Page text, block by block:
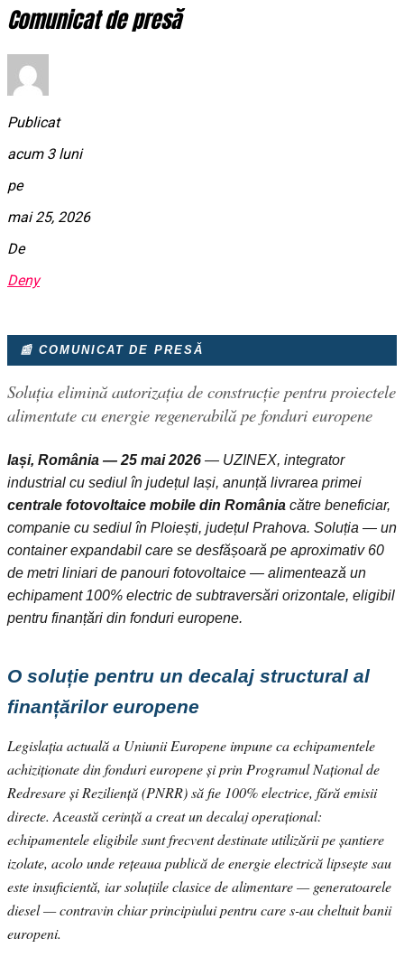
Comunicat de presă
Publicat
acum 3 luni
pe
mai 25, 2026
De
Deny
📰 COMUNICAT DE PRESĂ
Soluția elimină autorizația de construcție pentru proiectele
alimentate cu energie regenerabilă pe fonduri europene
Iași, România — 25 mai 2026 — UZINEX, integrator
industrial cu sediul în județul Iași, anunță livrarea primei
centrale fotovoltaice mobile din România către beneficiar,
companie cu sediul în Ploiești, județul Prahova. Soluția — un
container expandabil care se desfășoară pe aproximativ 60
de metri liniari de panouri fotovoltaice — alimentează un
echipament 100% electric de subtraversări orizontale, eligibil
pentru finanțări din fonduri europene.
O soluție pentru un decalaj structural al
finanțărilor europene
Legislația actuală a Uniunii Europene impune ca echipamentele
achiziționate din fonduri europene și prin Programul Național de
Redresare și Reziliență (PNRR) să fie 100% electrice, fără emisii
directe. Această cerință a creat un decalaj operațional:
echipamentele eligibile sunt frecvent destinate utilizării pe șantiere
izolate, acolo unde rețeaua publică de energie electrică lipsește sau
este insuficientă, iar soluțiile clasice de alimentare — generatoarele
diesel — contravin chiar principiului pentru care s-au cheltuit banii
europeni.